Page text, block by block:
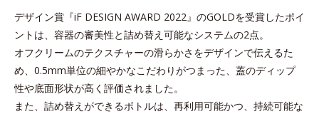
デザイン賞『iF DESIGN AWARD 2022』のGOLDを受賞したポイ
ントは、容器の審美性と詰め替え可能なシステムの2点。
オフクリームのテクスチャーの滑らかさをデザインで伝えるた
め、 0.5mm単位の細やかなこだわりがつまった、蓋のディップ
性や底面形状が高く評価されました。
また、詰め替えができるボトルは、再利用可能かつ、持続可能な